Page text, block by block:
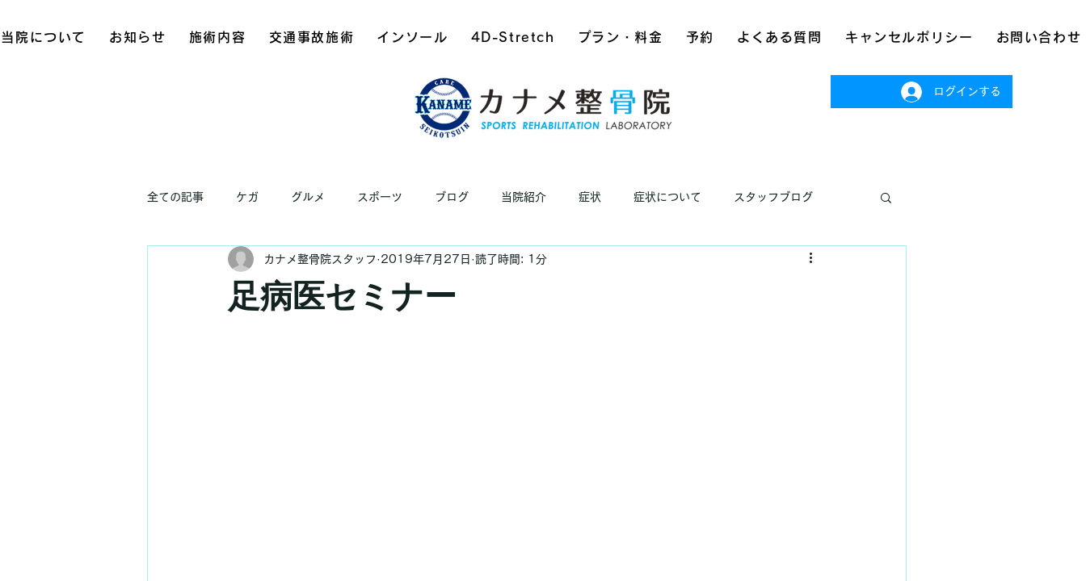
当院について お知らせ 施術内容 交通事故施術 インソール 4D-Stretch プラン・料金 予約 よくある質問 キャンセルポリシー お問い合わせ
ログインする
全ての記事 ケガ グルメ スポーツ ブログ 当院紹介 症状 症状について スタッフブログ
足病医セミナー
カナメ整骨院スタッフ 2019年7月27日 読了時間: 1分